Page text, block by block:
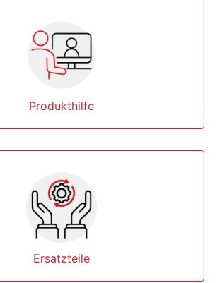
Produkthilfe
Ersatzteile